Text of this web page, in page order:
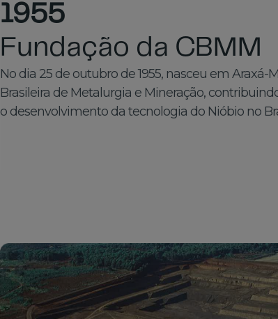
1955
Fundação da CBMM
No dia 25 de outubro de 1955, nasceu em Araxá-
Brasileira de Metalurgia e Mineração,
o desenvolvimento da tecnologia do Nióbio no